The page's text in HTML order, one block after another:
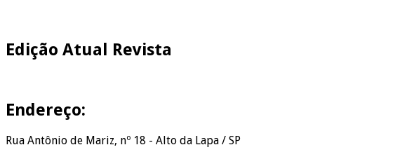
Edição Atual Revista
Endereço:
Rua Antônio de Mariz, nº 18 - Alto da Lapa / SP